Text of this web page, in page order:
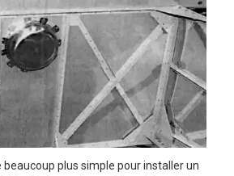
plus simple pour installer un